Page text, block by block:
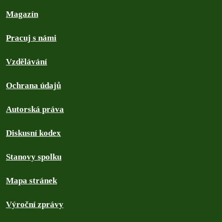
Magazín
Pracuj s námi
Vzdělávání
Ochrana údajů
Autorská práva
Diskusní kodex
Stanovy spolku
Mapa stránek
Výroční zprávy